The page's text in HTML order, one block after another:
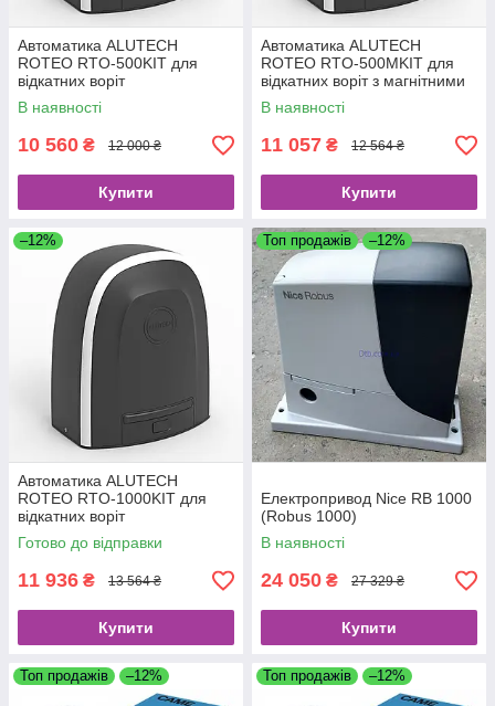
Автоматика ALUTECH
ROTEO RTO-500KIT для
відкатних воріт
В наявності
10 560 ₴ 12 000 ₴
Купити
Автоматика ALUTECH
ROTEO RTO-500MKIT для
відкатних воріт з магнітними
кінцевими вимикачами
В наявності
11 057 ₴ 12 564 ₴
Купити
–12%
Автоматика ALUTECH
ROTEO RTO-1000KIT для
відкатних воріт
Готово до відправки
11 936 ₴ 13 564 ₴
Купити
Топ продажів –12%
Електропривод Nice RB 1000
(Robus 1000)
В наявності
24 050 ₴ 27 329 ₴
Купити
Топ продажів –12% Топ продажів –12%